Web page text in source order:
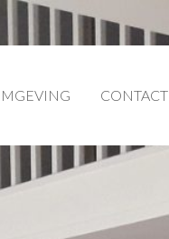
CONTACT